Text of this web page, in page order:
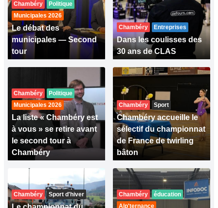
Chambéry
Politique
Municipales 2026
Le débat des
municipales — Second
tour
Chambéry Entreprises
Dans les coulisses des
30 ans de CLAS
Chambéry
Politique
Municipales 2026
La liste « Chambéry est
à vous » se retire avant
le second tour à
Chambéry
Chambéry Sport
Chambéry accueille le
sélectif du championnat
de France de twirling
bâton
Chambéry Sport d'hiver Chambéry
éducation
Alp'ternance